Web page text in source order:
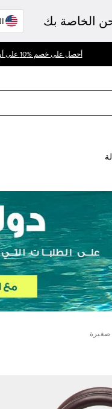
الخاصة بك
أحصل على خصم %10 على أول طلب لك. إستعمل الرمز - WELCOME10
صغيرة